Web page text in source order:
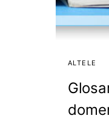
ALTELE